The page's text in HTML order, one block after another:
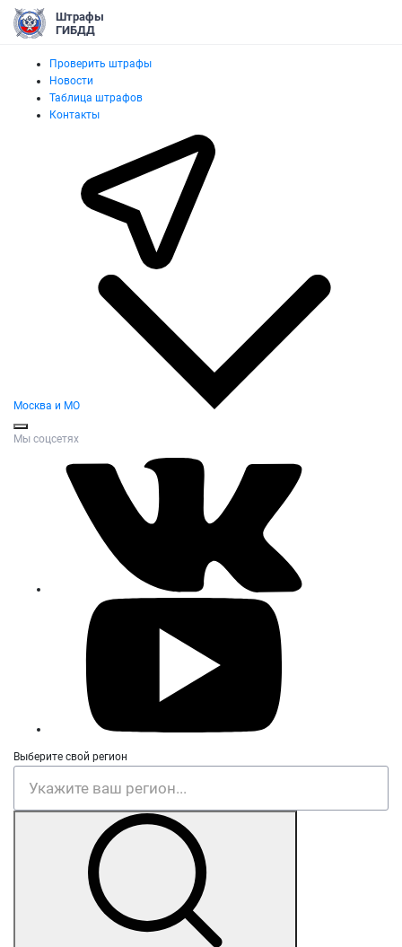
Штрафы
ГИБДД
Проверить штрафы
Новости
Таблица штрафов
Контакты
Москва и МО
Мы соцсетях
Выберите свой регион